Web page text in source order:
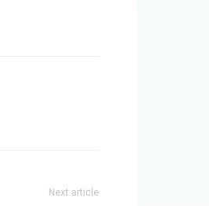
Next article